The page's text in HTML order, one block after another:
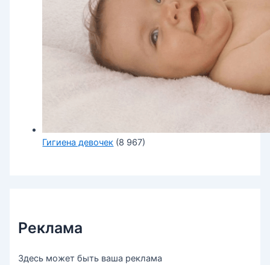
Гигиена девочек (8 967)
Реклама
Здесь может быть ваша реклама